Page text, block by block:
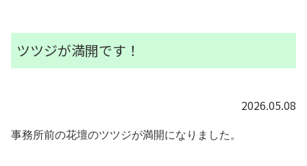
ツツジが満開です！
2026.05.08
事務所前の花壇のツツジが満開になりました。